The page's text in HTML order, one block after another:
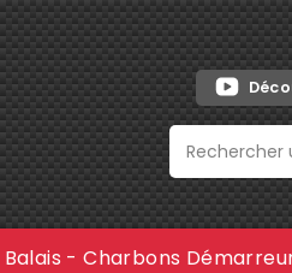
Balais - Charbons